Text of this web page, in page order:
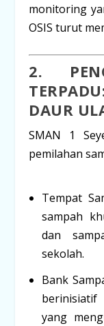
monitoring
OSIS turut
2.
DAUR
SMAN 1
pemilahan
Tempat
sampah
dan
sekolah.
Bank
berinisiatif
yang